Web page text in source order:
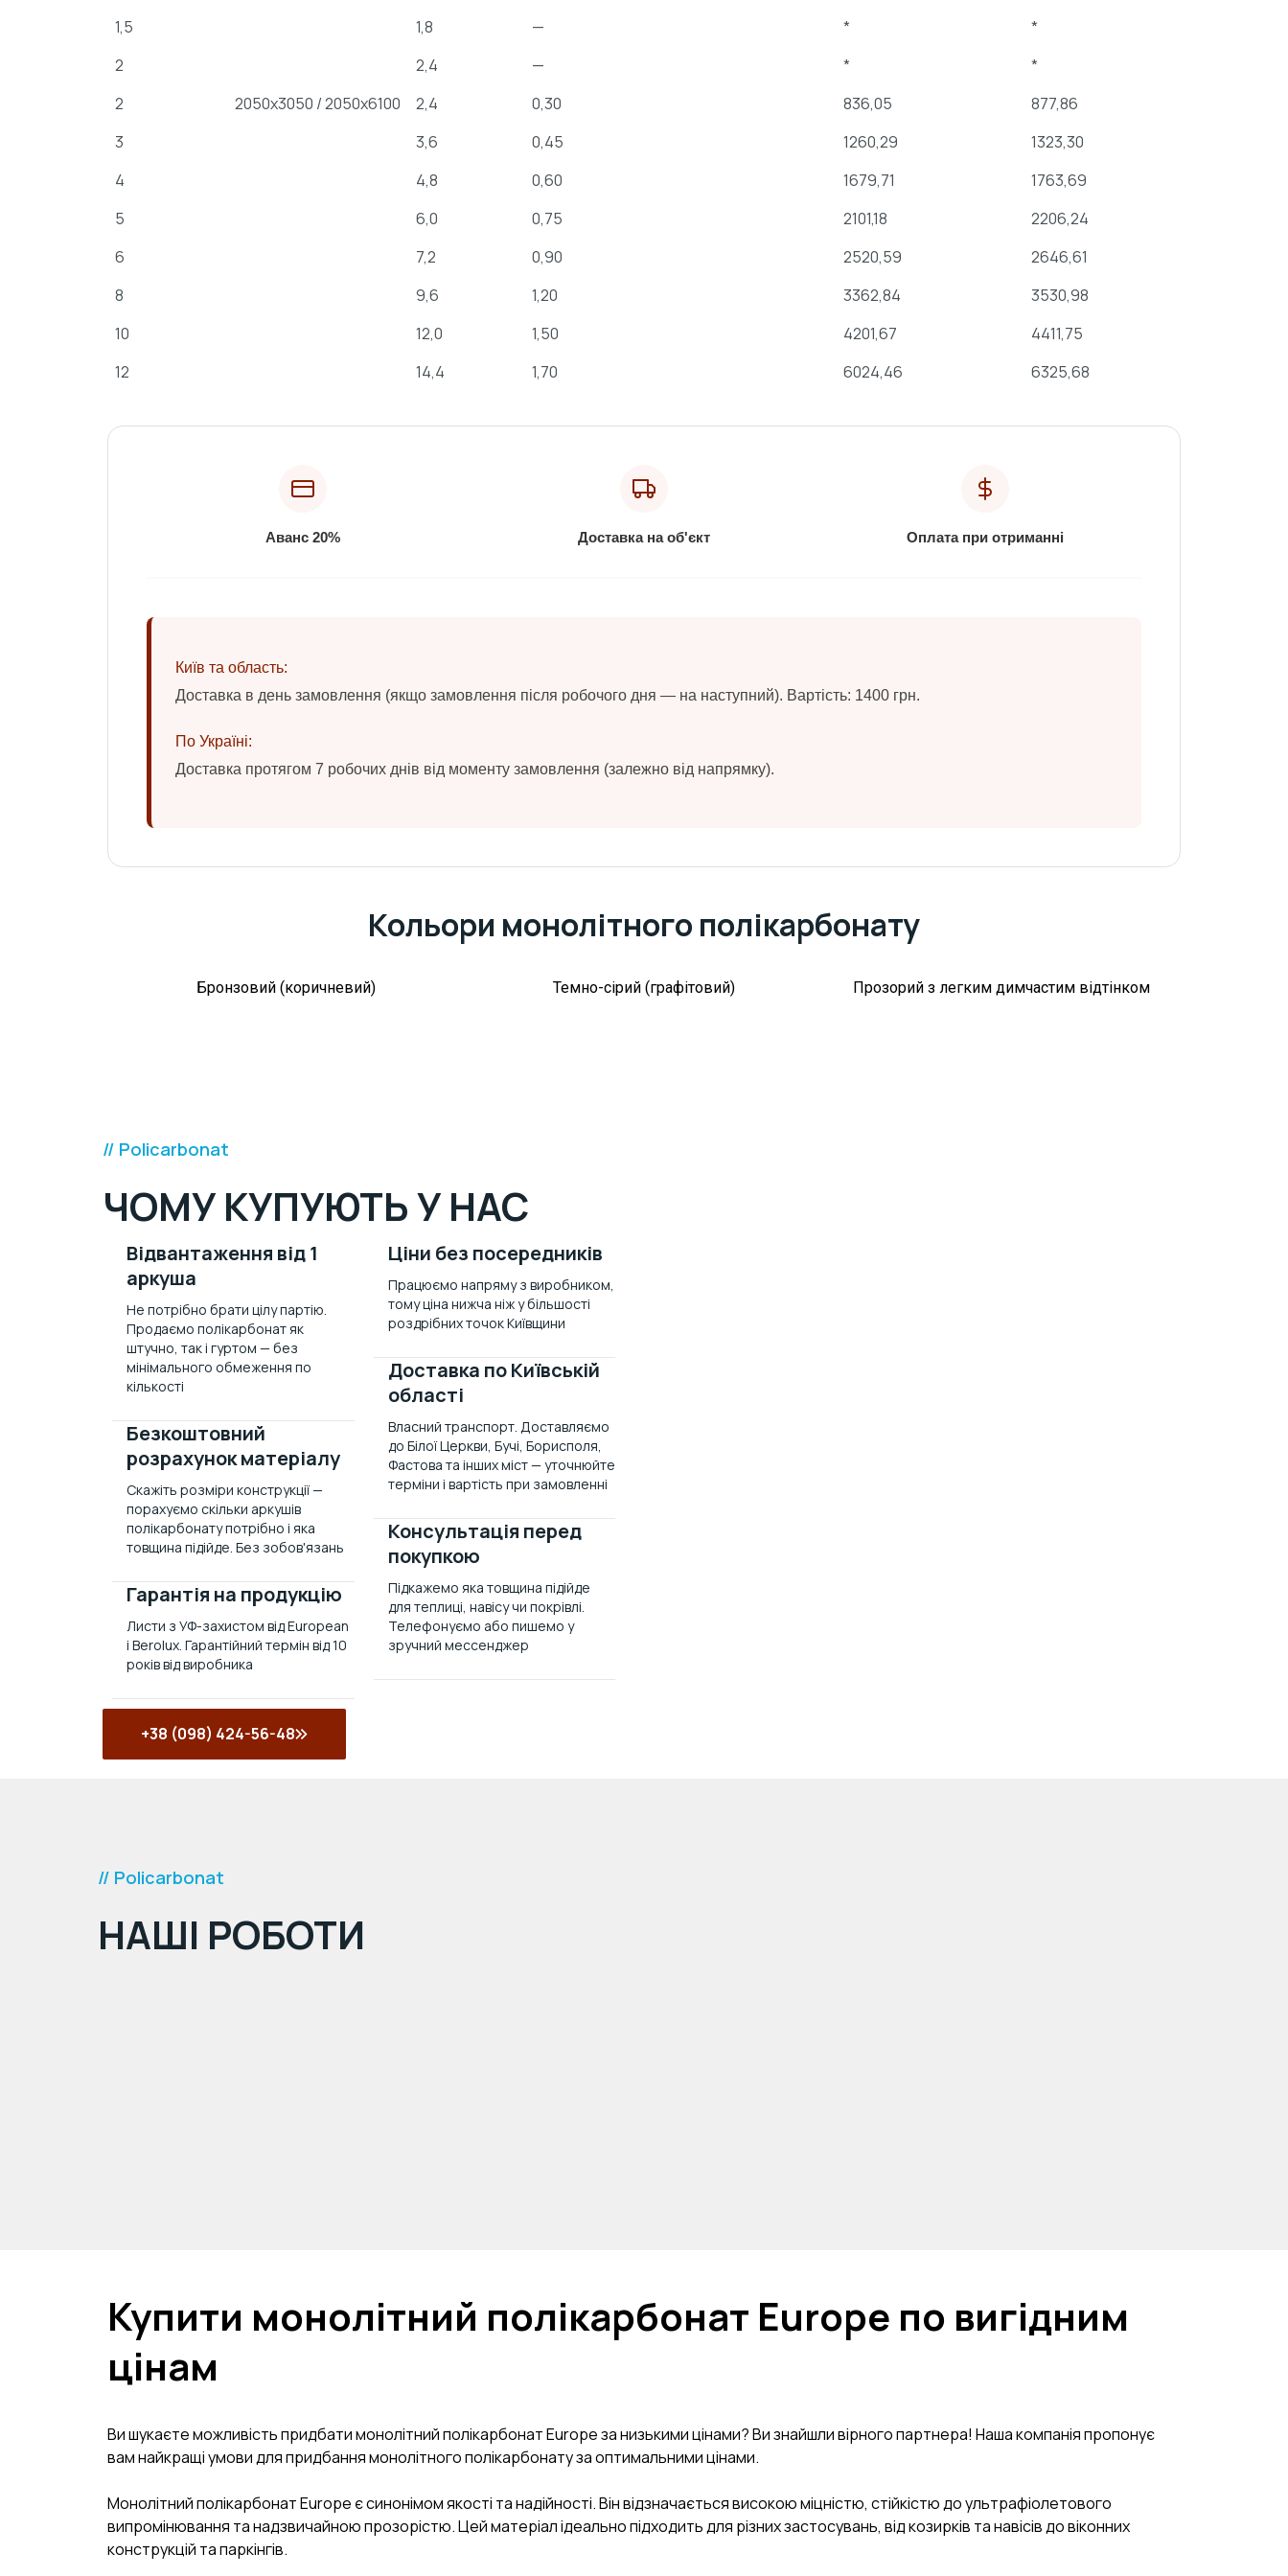
1,5
1,8 — * *
2
2,4 — * *
2
2050х3050 / 2050х6100 2,4 0,30 836,05 877,86
3
3,6 0,45 1260,29 1323,30
4
4,8 0,60 1679,71 1763,69
5
6,0 0,75 2101,18 2206,24
6
7,2 0,90 2520,59 2646,61
8
9,6 1,20 3362,84 3530,98
10
12,0 1,50 4201,67 4411,75
12
14,4 1,70 6024,46 6325,68
Аванс 20% Доставка на об'єкт Оплата при отриманні
Київ та область:
Доставка в день замовлення (якщо замовлення після робочого дня — на наступний). Вартість: 1400 грн.
По Україні:
Доставка протягом 7 робочих днів від моменту замовлення (залежно від напрямку).
Кольори монолітного полікарбонату
Бронзовий (коричневий) Темно-сірий (графітовий) Прозорий з легким димчастим відтінком
// Policarbonat
ЧОМУ КУПУЮТЬ У НАС
Відвантаження від 1
аркуша
Не потрібно брати цілу партію.
Продаємо полікарбонат як
штучно, так і гуртом — без
мінімального обмеження по
кількості
Безкоштовний
розрахунок матеріалу
Скажіть розміри конструкції —
порахуємо скільки аркушів
полікарбонату потрібно і яка
товщина підійде. Без зобов'язань
Гарантія на продукцію
Листи з УФ-захистом від European
і Berolux. Гарантійний термін від 10
років від виробника
Ціни без посередників
Працюємо напряму з виробником,
тому ціна нижча ніж у більшості
роздрібних точок Київщини
Доставка по Київській
області
Власний транспорт. Доставляємо
до Білої Церкви, Бучі, Борисполя,
Фастова та інших міст — уточнюйте
терміни і вартість при замовленні
Консультація перед
покупкою
Підкажемо яка товщина підійде
для теплиці, навісу чи покрівлі.
Телефонуємо або пишемо у
зручний мессенджер
+38 (098) 424-56-48
// Policarbonat
НАШІ РОБОТИ
Купити монолітний полікарбонат Europe по вигідним
цінам
Ви шукаєте можливість придбати монолітний полікарбонат Europe за низькими цінами? Ви знайшли вірного партнера! Наша компанія пропонує
вам найкращі умови для придбання монолітного полікарбонату за оптимальними цінами.
Монолітний полікарбонат Europe є синонімом якості та надійності. Він відзначається високою міцністю, стійкістю до ультрафіолетового
випромінювання та надзвичайною прозорістю. Цей матеріал ідеально підходить для різних застосувань, від козирків та навісів до віконних
конструкцій та паркінгів.